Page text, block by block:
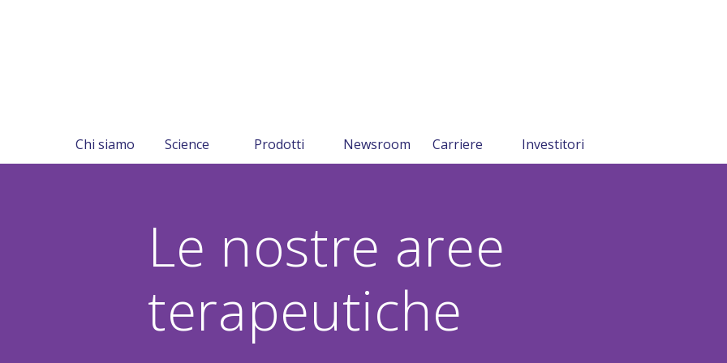
Chi siamo Science Prodotti Newsroom Carriere Investitori
Le nostre aree
terapeutiche